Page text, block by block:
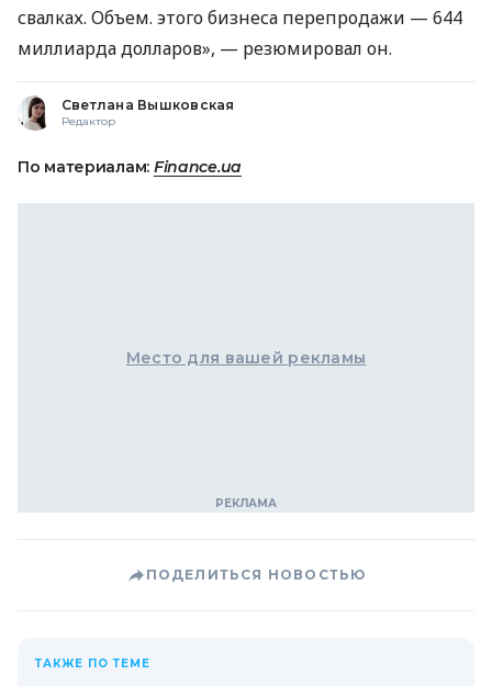
свалках. Объем. этого бизнеса перепродажи — 644
миллиарда долларов», — резюмировал он.
Светлана Вышковская
Редактор
По материалам: Finance.ua
Место для вашей рекламы
ПОДЕЛИТЬСЯ НОВОСТЬЮ
ТАКЖЕ ПО ТЕМЕ